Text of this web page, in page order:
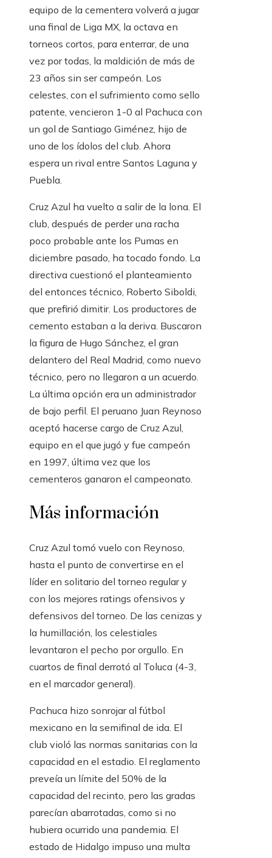
equipo de la cementera volverá a jugar
una final de Liga MX, la octava en
torneos cortos, para enterrar, de una
vez por todas, la maldición de más de
23 años sin ser campeón. Los
celestes, con el sufrimiento como sello
patente, vencieron 1-0 al Pachuca con
un gol de Santiago Giménez, hijo de
uno de los ídolos del club. Ahora
espera un rival entre Santos Laguna y
Puebla.
Cruz Azul ha vuelto a salir de la lona. El
club, después de perder una racha
poco probable ante los Pumas en
diciembre pasado, ha tocado fondo. La
directiva cuestionó el planteamiento
del entonces técnico, Roberto Siboldi,
que prefirió dimitir. Los productores de
cemento estaban a la deriva. Buscaron
la figura de Hugo Sánchez, el gran
delantero del Real Madrid, como nuevo
técnico, pero no llegaron a un acuerdo.
La última opción era un administrador
de bajo perfil. El peruano Juan Reynoso
aceptó hacerse cargo de Cruz Azul,
equipo en el que jugó y fue campeón
en 1997, última vez que los
cementeros ganaron el campeonato.
Más información
Cruz Azul tomó vuelo con Reynoso,
hasta el punto de convertirse en el
líder en solitario del torneo regular y
con los mejores ratings ofensivos y
defensivos del torneo. De las cenizas y
la humillación, los celestiales
levantaron el pecho por orgullo. En
cuartos de final derrotó al Toluca (4-3,
en el marcador general).
Pachuca hizo sonrojar al fútbol
mexicano en la semifinal de ida. El
club violó las normas sanitarias con la
capacidad en el estadio. El reglamento
preveía un límite del 50% de la
capacidad del recinto, pero las gradas
parecían abarrotadas, como si no
hubiera ocurrido una pandemia. El
estado de Hidalgo impuso una multa